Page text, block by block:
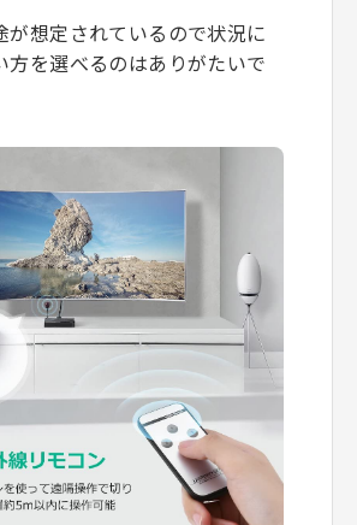
が想定されているので状況に
方を選べるのはありがたいで